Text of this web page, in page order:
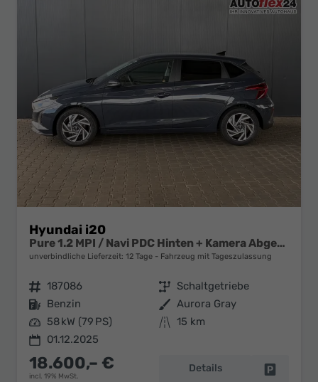
Hyundai i20
Pure 1.2 MPI / Navi PDC Hinten + Kamera Abgedunkelte Scheiben Tempomat Alu 16"
unverbindliche Lieferzeit: 12 Tage Fahrzeug mit Tageszulassung
Fahrzeugnr. 187086 Getriebe Schaltgetriebe
Kraftstoff Benzin Außenfarbe Aurora Gray
Leistung 58 kW (79 PS) Kilometerstand 15 km
01.12.2025
18.600,– €
incl. 19% MwSt.
Details